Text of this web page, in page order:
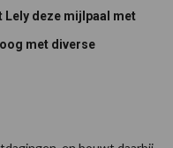
Lely deze mijlpaal met
met diverse